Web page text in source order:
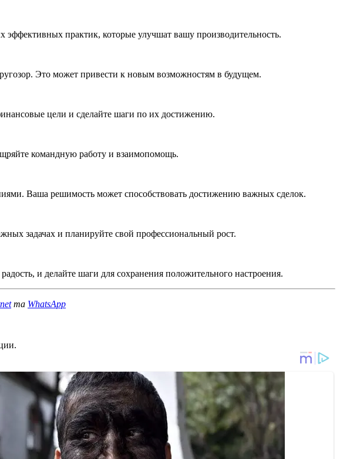
практик, которые улучшат вашу производительность.
Это может привести к новым возможностям в будущем.
цели и сделайте шаги по их достижению.
командную работу и взаимопомощь.
Ваша решимость может способствовать достижению важных сделок.
задачах и планируйте свой профессиональный рост.
и делайте шаги для сохранения положительного настроения.
та WhatsApp